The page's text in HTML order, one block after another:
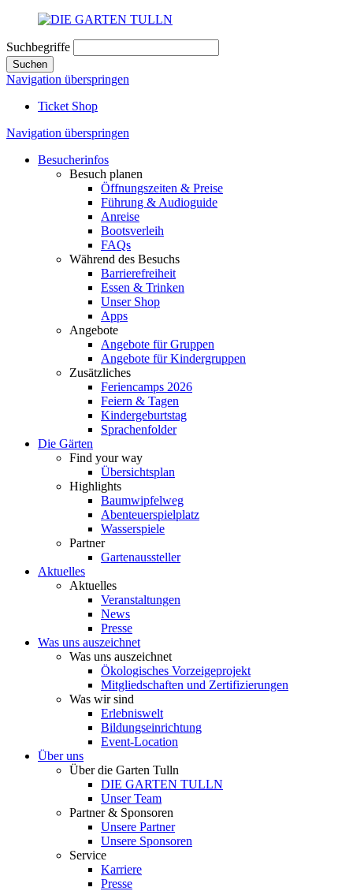
Suchbegriffe
Suchen
Navigation überspringen
Ticket Shop
Navigation überspringen
Besucherinfos
Besuch planen
Öffnungszeiten & Preise
Führung & Audioguide
Anreise
Bootsverleih
FAQs
Während des Besuchs
Barrierefreiheit
Essen & Trinken
Unser Shop
Apps
Angebote
Angebote für Gruppen
Angebote für Kindergruppen
Zusätzliches
Feriencamps 2026
Feiern & Tagen
Kindergeburtstag
Sprachenfolder
Die Gärten
Find your way
Übersichtsplan
Highlights
Baumwipfelweg
Abenteuerspielplatz
Wasserspiele
Partner
Gartenaussteller
Aktuelles
Aktuelles
Veranstaltungen
News
Presse
Was uns auszeichnet
Was uns auszeichnet
Ökologisches Vorzeigeprojekt
Mitgliedschaften und Zertifizierungen
Was wir sind
Erlebniswelt
Bildungseinrichtung
Event-Location
Über uns
Über die Garten Tulln
DIE GARTEN TULLN
Unser Team
Partner & Sponsoren
Unsere Partner
Unsere Sponsoren
Service
Karriere
Presse